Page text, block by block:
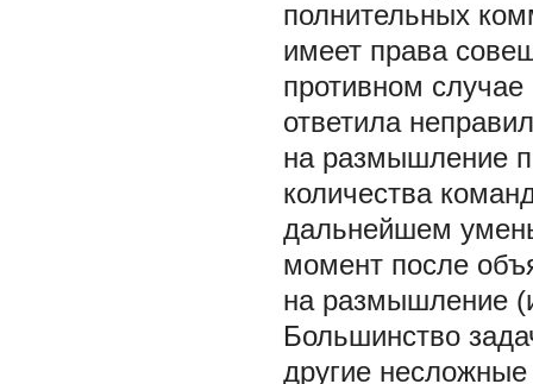
полнительных
имеет права
противном
ответила
на размышление
количества
дальнейшем
момент после
на размышление
Большинство
другие